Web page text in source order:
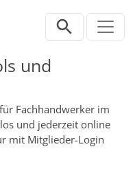
und
Fachhandwerker im
und jederzeit online
mit Mitglieder-Login